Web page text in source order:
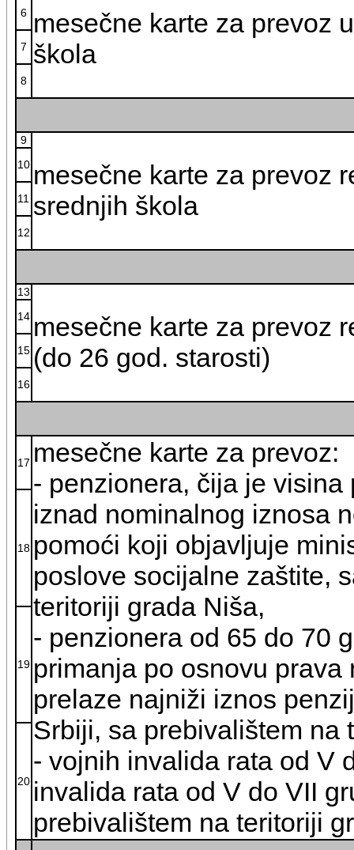
mesečne karte za prevoz
škola
6
7
8
9
mesečne karte za prevoz
srednjih škola
10
11
12
13
mesečne karte za prevoz
(do 26 god. starosti)
14
15
16
17 mesečne karte za prevoz:
- penzionera, čija je visina
iznad nominalnog iznosa
pomoći koji objavljuje
poslove socijalne zaštite,
teritoriji grada Niša,
- penzionera od 65 do 70
primanja po osnovu prava
prelaze najniži iznos
Srbiji, sa prebivalištem na
- vojnih invalida rata od V
invalida rata od V do VII
prebivalištem na teritoriji
18
19
20